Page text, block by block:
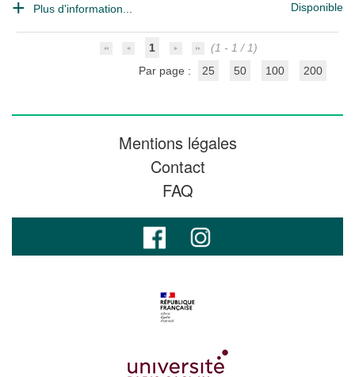
Plus d'information... Disponible
1
(1 - 1 / 1)
Par page :
25 50 100 200
Mentions légales
Contact
FAQ